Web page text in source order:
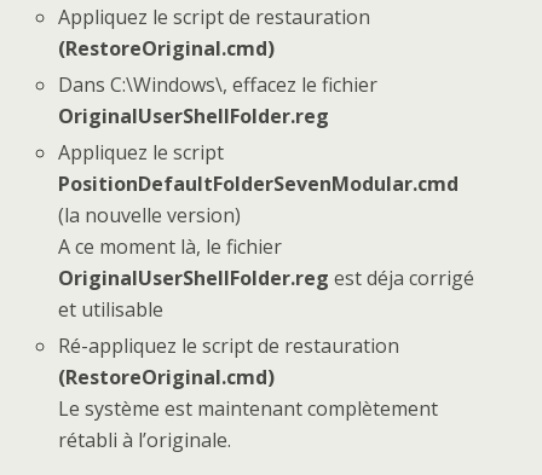
Appliquez le script de restauration
(RestoreOriginal.cmd)
Dans C:\Windows\, effacez le fichier
OriginalUserShellFolder.reg
Appliquez le script
PositionDefaultFolderSevenModular.cmd
(la nouvelle version)
A ce moment là, le fichier
OriginalUserShellFolder.reg est déja corrigé
et utilisable
Ré-appliquez le script de restauration
(RestoreOriginal.cmd)
Le système est maintenant complètement
rétabli à l’originale.